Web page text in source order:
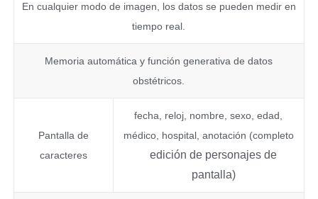
En cualquier modo de imagen, los datos se pueden medir en
tiempo real.
Memoria automática y función generativa de datos
obstétricos.
Pantalla de
caracteres
fecha, reloj, nombre, sexo, edad,
médico, hospital, anotación (completo
edición de personajes de
pantalla)